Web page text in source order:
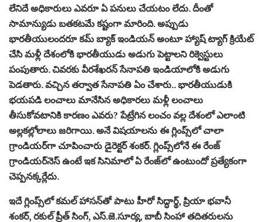
లేనిదే అధికారులు ఎవ‌రూ ఏ ప‌నులు చేయ‌టం లేదు. దీంతో
సామాన్యుడు బ‌త‌క‌ట‌మే క‌ష్టంగా మారింది. అప్పుడు
భార‌తీయులంద‌రూ క‌మ్ బ్యాక్ ఇండియ‌న్ అంటూ హ్యాష్ ట్యాగ్ క్రియేట్
చేసి మ‌ళ్లీ దేశంలోకి భార‌తీయుడు అడుగు పెట్టాల‌ని రిక్వెస్టులు
పంపుతారు. చివ‌ర‌కు వీర‌శేఖ‌ర‌న్ సేనాప‌తి ఇండియాలోకి అడుగు
పెడ‌తారు. వ‌చ్చిన త‌ర్వాత సేనాప‌తి ఏం చేశారు.. భార‌తీయుడుకి
భ‌య‌ప‌డి లంచాలు మానేసిన అధికార‌లు మ‌ళ్లీ లంచాలు
తీసుకోవ‌టానికి కార‌ణం ఎవ‌రు? పేట్రేగిన లంచం వ‌ల్ల దేశంలో ఎలాంటి
అల్ల‌క‌ల్లోలాలు జ‌రిగాయి. అనే విష‌యాల‌ను ఈ గ్లింప్స్‌లో చాలా
గ్రాండియ‌ర్‌గా చూపించారు డైరెక్ట‌ర్ శంక‌ర్‌. గ్లింప్స్‌లోనే ఈ రేంజ్
గ్రాండియ‌ర్‌నెస్ ఉంటే ఇక సినిమాలో ఏ రేంజ్‌లో ఉంటుందో ప్ర‌త్యేకంగా
చెప్ప‌న‌క్క‌ర్లేదు.
ఇదే గ్లింప్స్‌లో క‌మ‌ల్ హాస‌న్‌తో పాటు హీరో సిద్ధార్థ్‌, ప్రియా భవానీ
శంక‌ర్‌, ర‌కుల్ ప్రీత్ సింగ్, ఎస్‌.జె.సూర్య‌, బాబీ సింహా త‌దిత‌రుల‌ను